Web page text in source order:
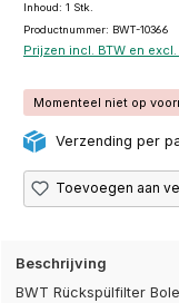
Inhoud: 1 Stk.
Productnummer: BWT-10366
Prijzen incl. BTW en
Momenteel niet op
Verzending per
Toevoegen aan
Beschrijving
BWT Rückspülfilter